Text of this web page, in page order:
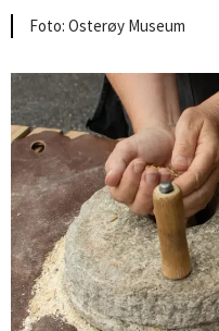
Osterøy Museum